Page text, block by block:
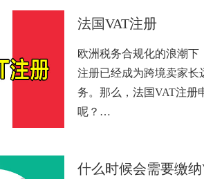
法国VAT注册
欧洲税务合规化的浪潮下
注册已经成为跨境卖家长
务。那么，法国VAT注册
呢？…
什么时候会需要缴